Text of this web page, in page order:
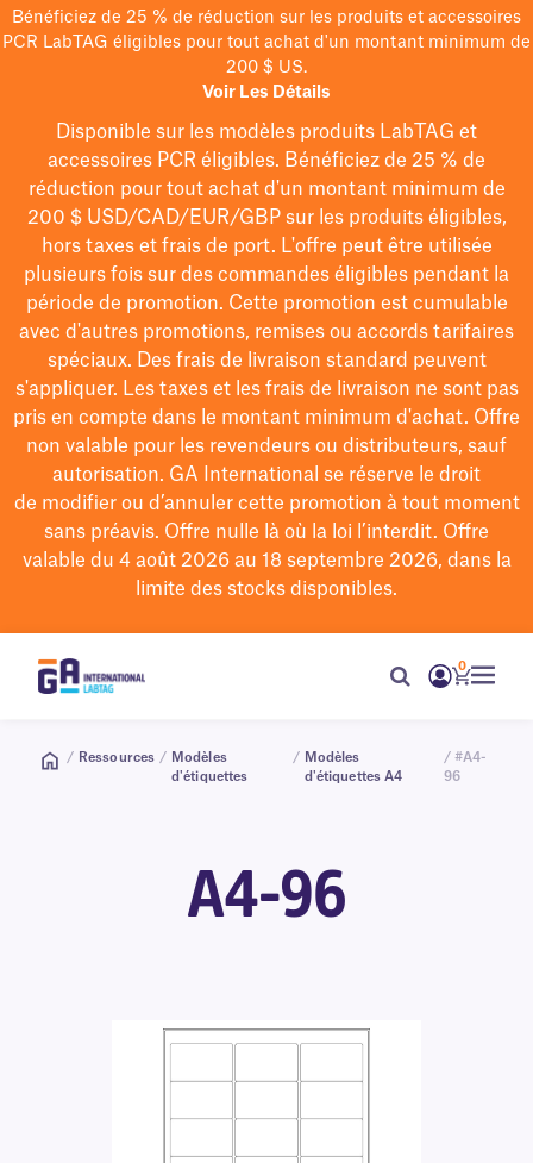
Bénéficiez de 25 % de réduction sur les produits et accessoires
PCR LabTAG éligibles pour tout achat d'un montant minimum de
200 $ US.
Voir Les Détails
Disponible sur les modèles produits LabTAG et
accessoires PCR éligibles. Bénéficiez de 25 % de
réduction pour tout achat d'un montant minimum de
200 $USD/CAD/EUR/GBPsur les produits éligibles,
hors taxes et frais de port. L'offre peut être utilisée
plusieurs fois sur des commandes éligibles pendant la
période de promotion. Cette promotion est cumulable
avec d'autres promotions, remises ou accords tarifaires
spéciaux. Des frais de livraison standard peuvent
s'appliquer. Les taxes et les frais de livraison ne sont pas
pris en compte dans le montant minimum d'achat. Offre
non valable pour les revendeurs ou distributeurs, sauf
autorisation. GA International se réserve le droit
de modifierou d’annuler cette promotion à tout moment
sans préavis. Offre nulle là où la loi l’interdit. Offre
valable du 4 août 2026 au 18 septembre 2026, dans la
limite des stocks disponibles.
0
/ Ressources / Modèles
d'étiquettes
/ Modèles
d'étiquettes A4
/ #A4-
96
A4-96